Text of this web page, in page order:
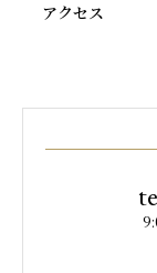
アクセス